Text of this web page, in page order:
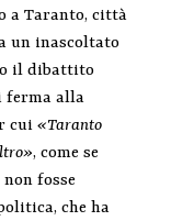
a Taranto, città
un inascoltato
il dibattito
ferma alla
cui «Taranto
, come se
non fosse
che ha